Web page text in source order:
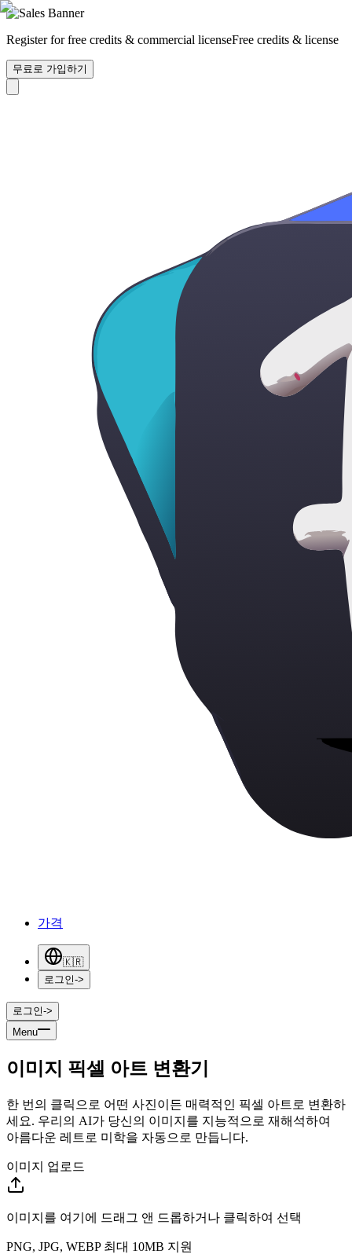
Register for free credits & commercial licenseFree credits & license
무료로 가입하기
가격
🇰🇷
로그인->
로그인->
Menu
이미지 픽셀 아트 변환기
한 번의 클릭으로 어떤 사진이든 매력적인 픽셀 아트로 변환하
세요. 우리의 AI가 당신의 이미지를 지능적으로 재해석하여
아름다운 레트로 미학을 자동으로 만듭니다.
이미지 업로드
이미지를 여기에 드래그 앤 드롭하거나 클릭하여 선택
PNG, JPG, WEBP 최대 10MB 지원